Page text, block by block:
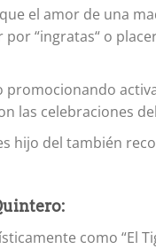
el amor de una
“ingratas“ o
las celebraciones del
hijo del también
como “El